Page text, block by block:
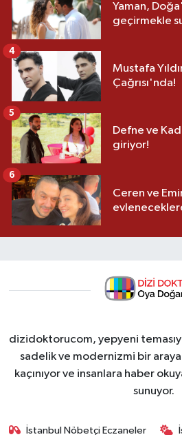
Yaman,
geçirmekle
Mustafa
Çağrısı'nda!
4
Defne ve
giriyor!
5
Ceren ve
6
dizidoktorucom, yepyeni
sadelik ve modernizmi bir
kaçınıyor ve insanlara haber
sunuyor.
İstanbul Nöbetçi Eczaneler